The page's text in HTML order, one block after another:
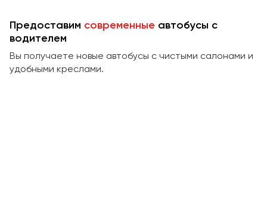
Предоставим современные автобусы с
водителем
Вы получаете новые автобусы с чистыми салонами и
удобными креслами.